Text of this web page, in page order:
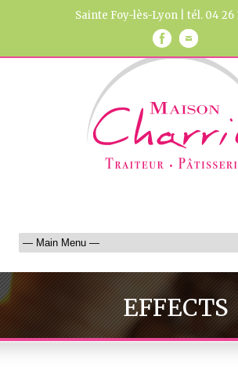
Sainte Foy-lès-Lyon | tél. 04 26
EFFECTS